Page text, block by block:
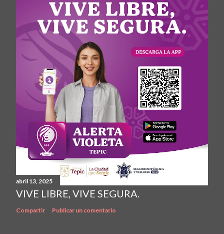
abril 13, 2025
VIVE LIBRE, VIVE SEGURA.
Compartir Publicar un comentario